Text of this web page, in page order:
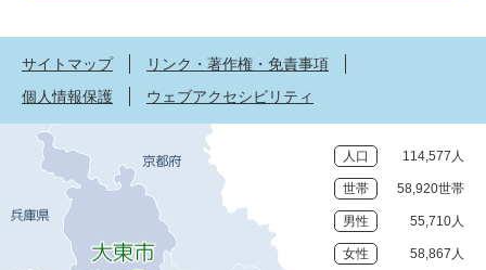
サイトマップ
リンク・著作権・免責事項
個人情報保護
ウェブアクセシビリティ
人口 114,577人
世帯 58,920世帯
男性 55,710人
女性 58,867人